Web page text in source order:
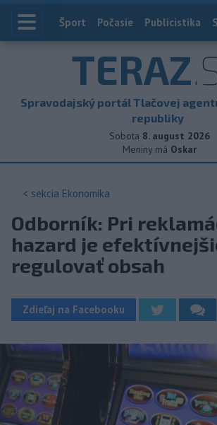
Index
Šport Počasie Publicistika
TERAZ
Spravodajský portál Tlačovej
republiky
Sobota 8. august 2026
Meniny má Oskar
< sekcia Ekonomika
Odborník: Pri
hazard je
regulovať obsah
Zdieľaj na Facebooku